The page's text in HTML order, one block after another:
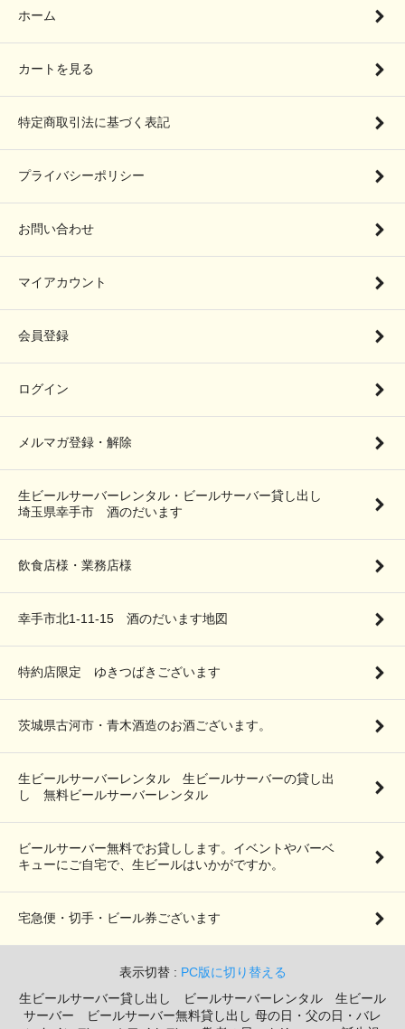
ホーム
カートを見る
特定商取引法に基づく表記
プライバシーポリシー
お問い合わせ
マイアカウント
会員登録
ログイン
メルマガ登録・解除
生ビールサーバーレンタル・ビールサーバー貸し出し
埼玉県幸手市 酒のだいます
飲食店様・業務店様
幸手市北1-11-15 酒のだいます地図
特約店限定 ゆきつばきございます
茨城県古河市・青木酒造のお酒ございます。
生ビールサーバーレンタル 生ビールサーバーの貸し出
し 無料ビールサーバーレンタル
ビールサーバー無料でお貸しします。イベントやバーベ
キューにご自宅で、生ビールはいかがですか。
宅急便・切手・ビール券ございます
表示切替 : PC版に切り替える
生ビールサーバー貸し出し ビールサーバーレンタル 生ビール
サーバー ビールサーバー無料貸し出し 母の日・父の日・バレ